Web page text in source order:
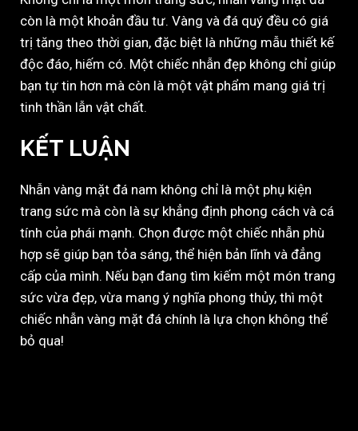
còn là một khoản đầu tư. Vàng và đá quý đều có giá
trị tăng theo thời gian, đặc biệt là những mẫu thiết kế
độc đáo, hiếm có. Một chiếc nhẫn đẹp không chỉ giúp
bạn tự tin hơn mà còn là một vật phẩm mang giá trị
tinh thần lẫn vật chất.
KẾT LUẬN
Nhẫn vàng mặt đá nam không chỉ là một phụ kiện
trang sức mà còn là sự khẳng định phong cách và cá
tính của phái mạnh. Chọn được một chiếc nhẫn phù
hợp sẽ giúp bạn tỏa sáng, thể hiện bản lĩnh và đẳng
cấp của mình. Nếu bạn đang tìm kiếm một món trang
sức vừa đẹp, vừa mang ý nghĩa phong thủy, thì một
chiếc nhẫn vàng mặt đá chính là lựa chọn không thể
bỏ qua!